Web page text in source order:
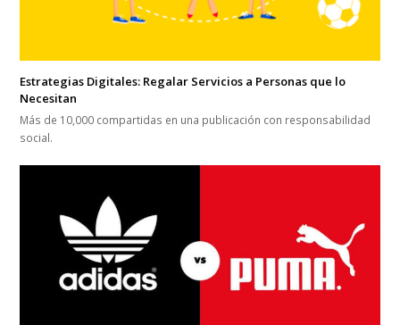
Estrategias Digitales: Regalar Servicios a Personas que lo
Necesitan
Más de 10,000 compartidas en una publicación con responsabilidad
social.